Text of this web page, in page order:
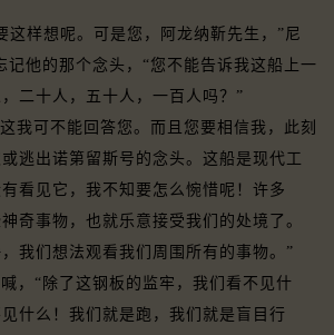
样想呢。可是您，阿龙纳靳先生，”尼
记他的那个念头，“您不能告诉我这船上一
二十人，五十人，一百人吗？”
可不能回答您。而且您要相信我，此刻
逃出诺第留斯号的念头。这船是现代工
看见它，我不知要怎么惋惜呢！许多
奇事物，也就乐意接受我们的处境了。
我们想法观看我们周围所有的事物。”
“除了这钢板的监牢，我们看不见什
什么！我们就是跑，我们就是盲目行